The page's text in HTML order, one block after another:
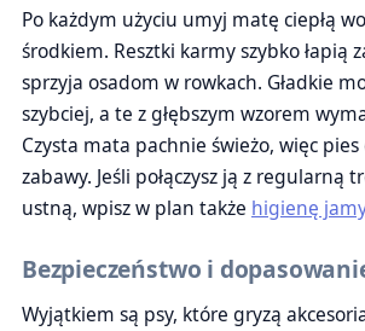
Po każdym użyciu umyj matę ciepłą
środkiem. Resztki karmy szybko łapią
sprzyja osadom w rowkach. Gładkie
szybciej, a te z głębszym wzorem
Czysta mata pachnie świeżo, więc
zabawy. Jeśli połączysz ją z regularną
ustną, wpisz w plan także higienę
Bezpieczeństwo i
Wyjątkiem są psy, które gryzą